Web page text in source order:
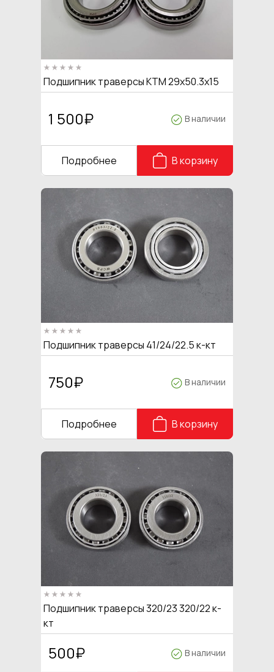
Подшипник траверсы KTM 29x50.3x15
1 500₽ В наличии
Подробнее В корзину
Подшипник траверсы 41/24/22.5 к-кт
750₽ В наличии
Подробнее В корзину
Подшипник траверсы 320/23 320/22 к-
кт
500₽ В наличии